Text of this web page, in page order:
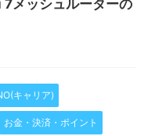
メッシュルーターの
キャリア)
お金・決済・ポイント